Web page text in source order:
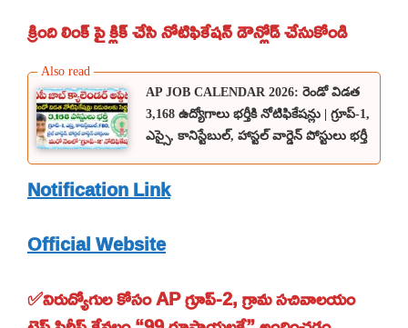
క్రింది లింక్ పై క్లిక్ చేసి నోటిఫికేషన్ డౌన్లోడ్ చేసుకోండి
AP JOB CALENDAR 2026: రెండో విడత
3,168 ఉద్యోగాలు భర్తీకి నోటిఫికేషన్లు | గ్రూప్-1,
ఎస్సై, కానిస్టేబుల్, హాస్టల్ వార్డెన్ పోస్టులు భర్తీ
Notification Link
Official Website
✅నిరుద్యోగుల కోసం AP గ్రూప్-2, గ్రామ సచివాలయం